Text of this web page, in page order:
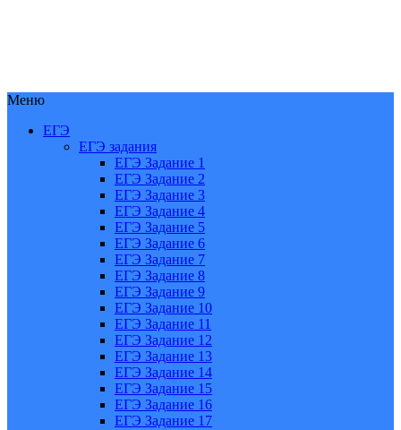
Меню
ЕГЭ
ЕГЭ задания
ЕГЭ Задание 1
ЕГЭ Задание 2
ЕГЭ Задание 3
ЕГЭ Задание 4
ЕГЭ Задание 5
ЕГЭ Задание 6
ЕГЭ Задание 7
ЕГЭ Задание 8
ЕГЭ Задание 9
ЕГЭ Задание 10
ЕГЭ Задание 11
ЕГЭ Задание 12
ЕГЭ Задание 13
ЕГЭ Задание 14
ЕГЭ Задание 15
ЕГЭ Задание 16
ЕГЭ Задание 17